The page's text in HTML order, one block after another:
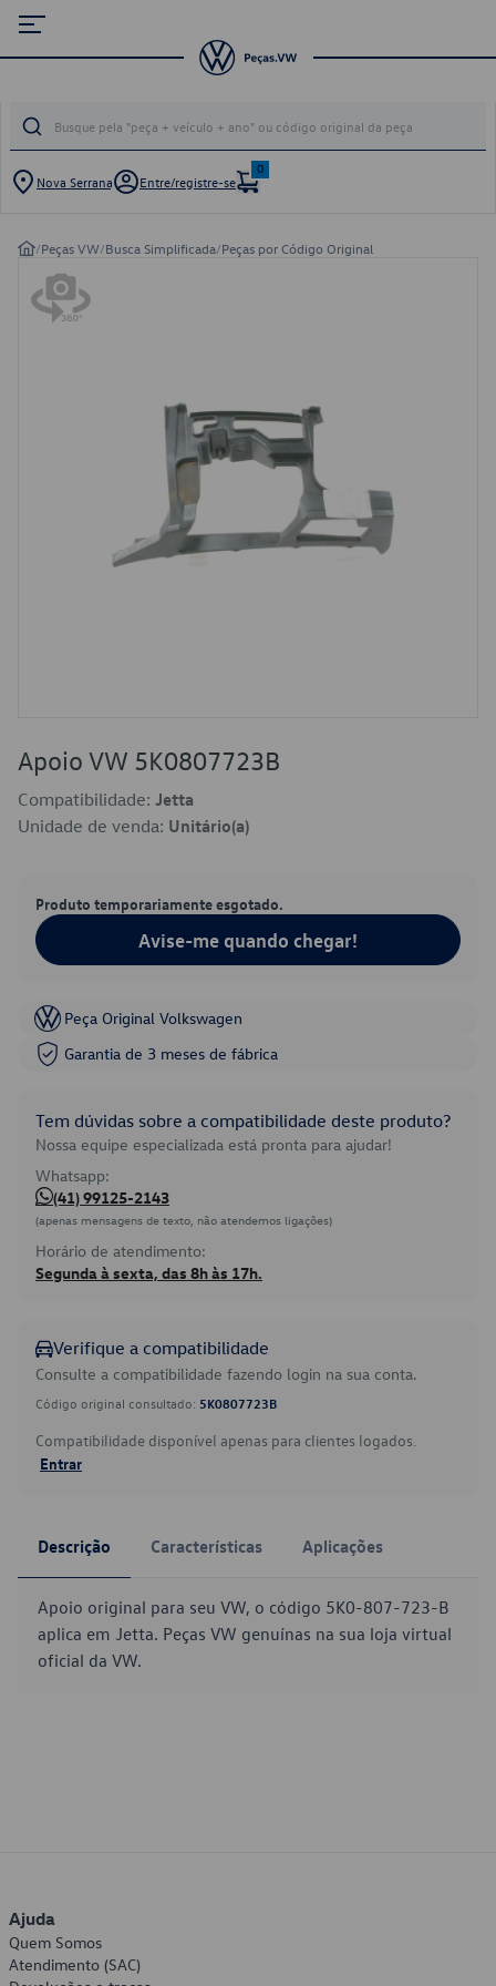
Nova Serrana Entre/registre-se
0
/Peças VW/Busca Simplificada/Peças por Código Original
Apoio VW 5K0807723B
Compatibilidade: Jetta
Unidade de venda: Unitário(a)
Produto temporariamente esgotado.
Avise-me quando chegar!
Peça Original Volkswagen
Garantia de 3 meses de fábrica
Tem dúvidas sobre a compatibilidade deste produto?
Nossa equipe especializada está pronta para ajudar!
Whatsapp:
(41) 99125-2143
(apenas mensagens de texto, não atendemos ligações)
Horário de atendimento:
Segunda à sexta, das 8h às 17h.
Verifique a compatibilidade
Consulte a compatibilidade fazendo login na sua conta.
Código original consultado: 5K0807723B
Compatibilidade disponível apenas para clientes logados.
Entrar
Descrição Características Aplicações
Apoio original para seu VW, o código 5K0-807-723-B
aplica em Jetta. Peças VW genuínas na sua loja virtual
oficial da VW.
Ajuda
Quem Somos
Atendimento (SAC)